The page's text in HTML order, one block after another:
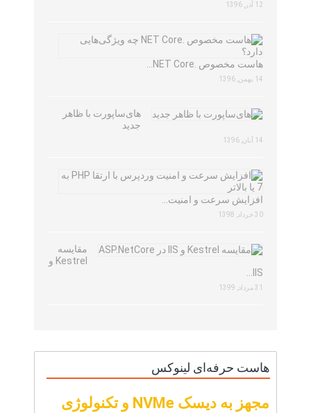
12 آذر, 1396
هاست مخصوص .NET Core…
14 بهمن, 1396
های‌ساپورت با ظاهر
جدید
14 آبان, 1396
افزایش سرعت و امنیت…
30 خرداد, 1398
مقایسه
Kestrel و
IIS…
31 مرداد, 1399
هاست حرفه‌ای لینوکس
مجهز به دیسک NVMe و تکنولوژی